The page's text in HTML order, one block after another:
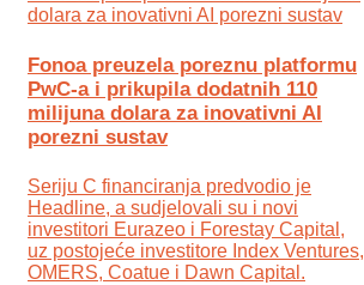
Fonoa preuzela poreznu platformu
PwC-a i prikupila dodatnih 110
milijuna dolara za inovativni AI
porezni sustav
Seriju C financiranja predvodio je
Headline, a sudjelovali su i novi
investitori Eurazeo i Forestay Capital,
uz postojeće investitore Index Ventures,
OMERS, Coatue i Dawn Capital.